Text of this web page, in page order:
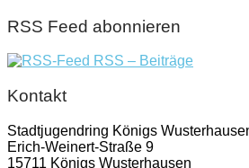
RSS Feed abonnieren
RSS – Beiträge
Kontakt
Stadtjugendring Königs
Erich-Weinert-Straße 9
15711 Königs Wusterhausen